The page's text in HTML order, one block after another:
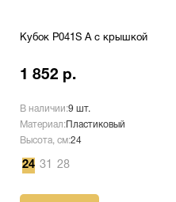
Кубок P041S A с крышкой
1 852 р.
В наличии:9 шт.
Материал: Пластиковый
Высота, см:24
24 31 28